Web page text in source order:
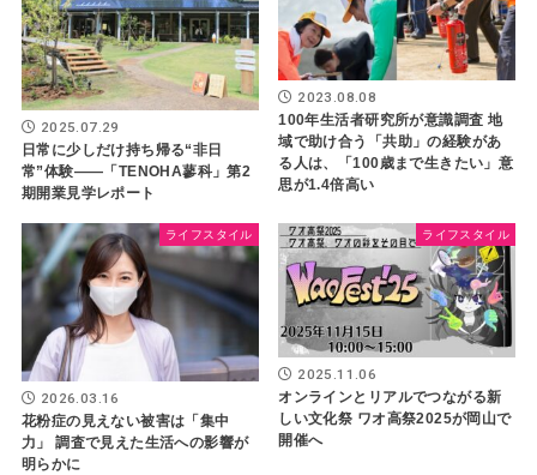
2025.07.29
日常に少しだけ持ち帰る“非日
常”体験――「TENOHA蓼科」第2
期開業見学レポート
2023.08.08
100年生活者研究所が意識調査 地
域で助け合う「共助」の経験があ
る人は、「100歳まで生きたい」意
思が1.4倍高い
ライフスタイル
2026.03.16
花粉症の見えない被害は「集中
力」 調査で見えた生活への影響が
明らかに
ライフスタイル
2025.11.06
オンラインとリアルでつながる新
しい文化祭 ワオ高祭2025が岡山で
開催へ